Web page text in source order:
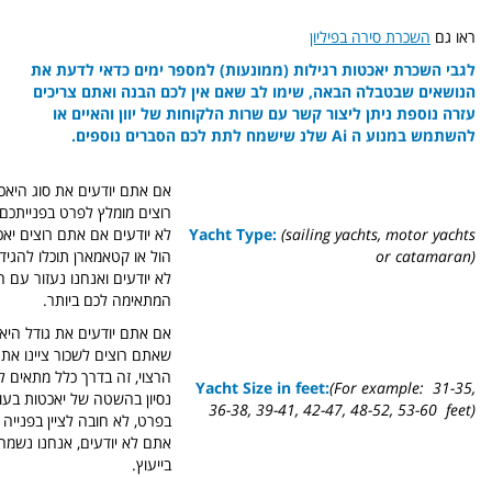
ראו גם השכרת סירה בפיליון
לגבי השכרת יאכטות רגילות (ממונעות) למספר ימים כדאי לדעת את
הנושאים שבטבלה הבאה, שימו לב שאם אין לכם הבנה ואתם צריכים
עזרה נוספת ניתן ליצור קשר עם שרות הלקוחות של יוון והאיים או
להשתמש במנוע ה Ai שלנ שישמח לתת לכם הסברים נוספים.
Yacht Type: (sailing yachts, motor yachts
or catamaran)
אם אתם יודעים את סוג
רוצים מומלץ לפרט
לא יודעים אם אתם רוצים
הול או קטאמארן תוכלו
לא יודעים ואנחנו נעזור עם
המתאימה לכם ביותר.
Yacht Size in feet:(For example: 31-35,
36-38, 39-41, 42-47, 48-52, 53-60 feet)
אם אתם יודעים את גודל
שאתם רוצים לשכור ציינו
הרצוי, זה בדרך כלל מתאים
נסיון בהשטה של יאכטות
בפרט, לא חובה לציין
אתם לא יודעים, אנחנו
בייעוץ.